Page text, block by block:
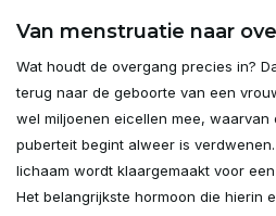
Van menstruatie naar
Wat houdt de overgang precies in?
terug naar de geboorte van een
wel miljoenen eicellen mee,
puberteit begint alweer is
lichaam wordt klaargemaakt voor
Het belangrijkste hormoon die hierin